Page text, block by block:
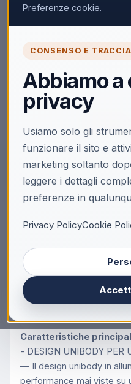
CONSENSO E
Abbiamo a
privacy
Usiamo solo gli
funzionare il sito e
marketing soltanto
leggere i dettagli
preferenze in
Privacy PolicyCookie
Preferenze cookie.
Accedi per
Solo i clienti registrati e
Descrizione
Mai così Pro.
Pro assoluto.
iPhone 17 Pro Max.
Brillante display da 6,9",
chip A19 Pro, fotocamere
migliore autonomia di
Caratteristiche
- DESIGN UNIBODY PER
— Il design unibody in
performance mai viste su